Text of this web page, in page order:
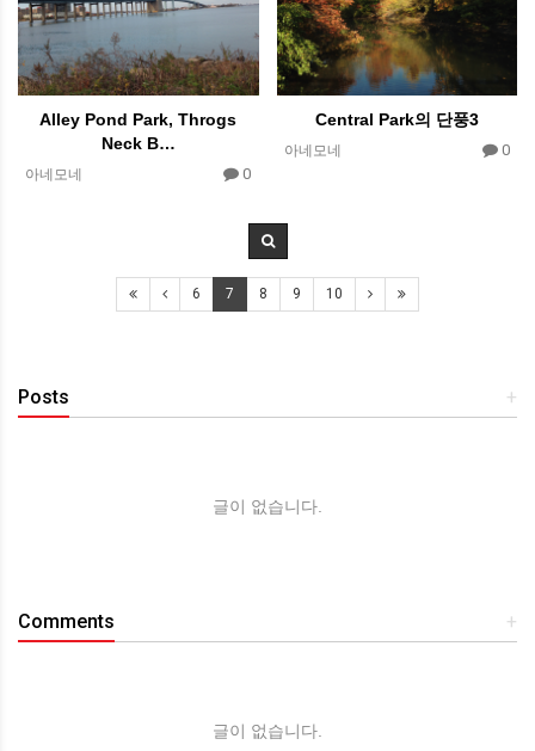
Alley Pond Park, Throgs
Neck B…
아네모네 0
Central Park의 단풍3
아네모네 0
6 7 8 9 10
+
Posts
글이 없습니다.
+
Comments
글이 없습니다.